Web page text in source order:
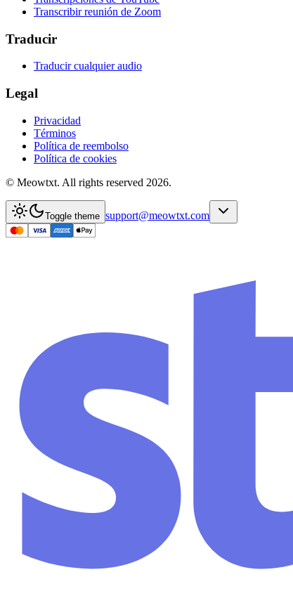
Transcribir reunión de Zoom
Traducir
Traducir cualquier audio
Legal
Privacidad
Términos
Política de reembolso
Política de cookies
© Meowtxt. All rights reserved 2026.
Toggle theme support@meowtxt.com